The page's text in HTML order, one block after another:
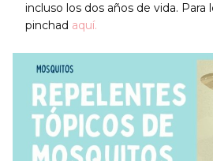
incluso los dos años de vida.
pinchad aquí.